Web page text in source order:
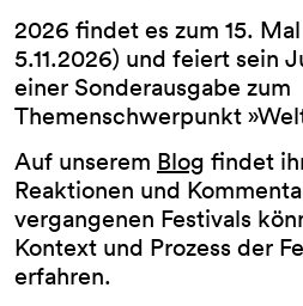
2026 findet es zum 15.
5.11.2026) und feiert sein
einer Sonderausgabe zum
Themenschwerpunkt
Auf unserem Blog findet
Reaktionen und
vergangenen Festivals
Kontext und Prozess der
erfahren.